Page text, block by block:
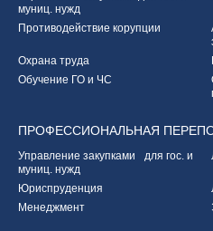
муниц. нужд
Противодействие корупции
Охрана труда
Обучение ГО и ЧС
ПРОФЕССИОНАЛЬНАЯ
Управление закупками для гос. и
муниц. нужд
Юриспруденция
Менеджмент